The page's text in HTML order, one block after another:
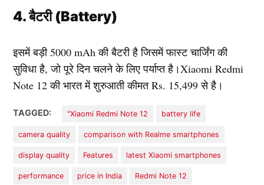
4. बैटरी (Battery)
इसमें बड़ी 5000 mAh की बैटरी है जिसमें फास्ट चार्जिंग की
सुविधा है, जो पूरे दिन चलने के लिए पर्याप्त है।Xiaomi Redmi
Note 12 की भारत में शुरुआती कीमत Rs. 15,499 से है।
TAGGED: "Xiaomi Redmi Note 12 battery life
camera quality comparison with Realme smartphones
display quality Features latest Xiaomi smartphones
performance price in India Redmi Note 12